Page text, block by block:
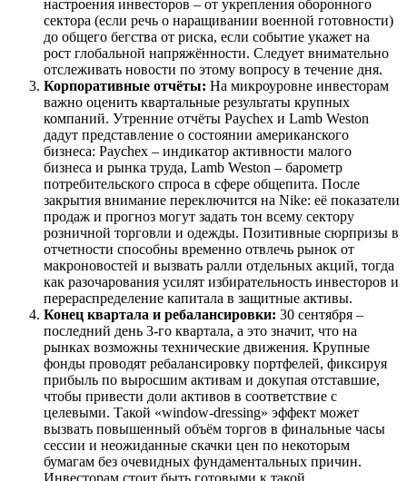
настроения инвесторов – от укрепления оборонного
сектора (если речь о наращивании военной готовности)
до общего бегства от риска, если событие укажет на
рост глобальной напряжённости. Следует внимательно
отслеживать новости по этому вопросу в течение дня.
Корпоративные отчёты: На микроуровне инвесторам
важно оценить квартальные результаты крупных
компаний. Утренние отчёты Paychex и Lamb Weston
дадут представление о состоянии американского
бизнеса: Paychex – индикатор активности малого
бизнеса и рынка труда, Lamb Weston – барометр
потребительского спроса в сфере общепита. После
закрытия внимание переключится на Nike: её показатели
продаж и прогноз могут задать тон всему сектору
розничной торговли и одежды. Позитивные сюрпризы в
отчетности способны временно отвлечь рынок от
макроновостей и вызвать ралли отдельных акций, тогда
как разочарования усилят избирательность инвесторов и
перераспределение капитала в защитные активы.
Конец квартала и ребалансировки: 30 сентября –
последний день 3-го квартала, а это значит, что на
рынках возможны технические движения. Крупные
фонды проводят ребалансировку портфелей, фиксируя
прибыль по выросшим активам и докупая отставшие,
чтобы привести доли активов в соответствие с
целевыми. Такой «window-dressing» эффект может
вызвать повышенный объём торгов в финальные часы
сессии и неожиданные скачки цен по некоторым
бумагам без очевидных фундаментальных причин.
Инвесторам стоит быть готовыми к такой